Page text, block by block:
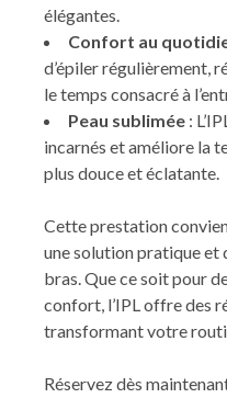
élégantes.
Confort au
d’épiler régulièrement,
le temps consacré à
Peau sublimée :
incarnés et améliore la
plus douce et éclatante.
Cette prestation
une solution pratique et
bras. Que ce soit pour
confort, l’IPL offre des
transformant votre
Réservez dès